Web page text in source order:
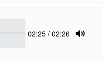
Current
02:25 / 02:26